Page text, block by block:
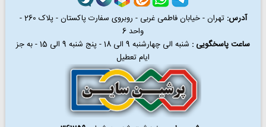
آدرس:
تهران - خیابان فاطمی غربی - روبروی سفارت پاکستان - پلاک 260 -
واحد 6
ساعت پاسخگویی :
شنبه الی چهارشنبه 9 الی 18 - پنج شنبه 9 الی 15 - به جز
ایام تعطیل